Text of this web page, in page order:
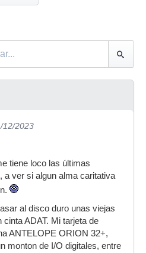
12/2023
tiene loco las últimas
a ver si algun alma caritativa
al disco duro unas viejas
ADAT. Mi tarjeta de
ANTELOPE ORION 32+,
monton de I/O digitales, entre